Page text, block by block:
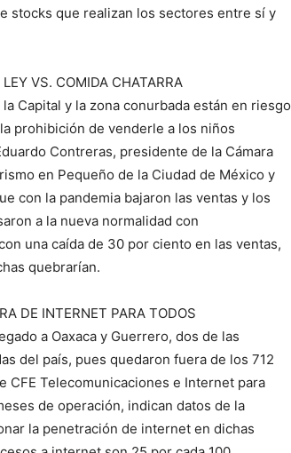
stocks que realizan los sectores entre sí y
VS. COMIDA CHATARRA
Capital y la zona conurbada están en riesgo
prohibición de venderle a los niños
Contreras, presidente de la Cámara
en Pequeño de la Ciudad de México y
con la pandemia bajaron las ventas y los
a la nueva normalidad con
una caída de 30 por ciento en las ventas,
quebrarían.
DE INTERNET PARA TODOS
a Oaxaca y Guerrero, dos de las
del país, pues quedaron fuera de los 712
CFE Telecomunicaciones e Internet para
de operación, indican datos de la
la penetración de internet en dichas